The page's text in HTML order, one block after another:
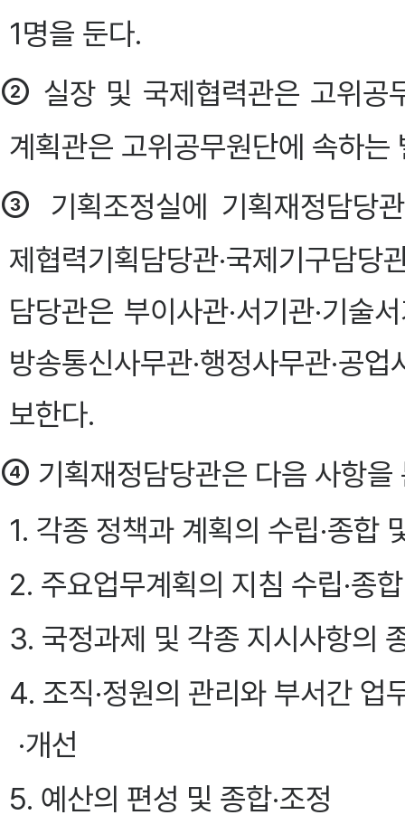
1명을 둔다.
② 실장 및 국제협력관은 고위공
계획관은 고위공무원단에 속하는
③
기획조정실에 기획재정담당
제협력기획담당관·국제기구담
담당관은 부이사관·서기관·기술
방송통신사무관·행정사무관·공
보한다.
④ 기획재정담당관은 다음 사항을
1. 각종 정책과 계획의 수립·종합
2. 주요업무계획의 지침 수립·종
3. 국정과제 및 각종 지시사항의
4. 조직·정원의 관리와 부서간 업
·개선
5. 예산의 편성 및 종합·조정